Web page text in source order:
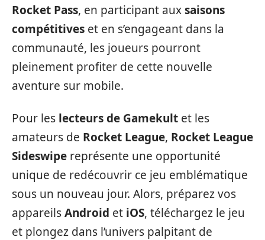
Rocket Pass, en participant auxsaisons
compétitives et en s’engageant dans la
communauté, les joueurs pourront
pleinement profiter de cette nouvelle
aventure sur mobile.
Pour les lecteurs de Gamekult et les
amateurs de Rocket League, Rocket League
Sideswipe représente une opportunité
unique de redécouvrir ce jeu emblématique
sous un nouveau jour. Alors, préparez vos
appareilsAndroid et iOS, téléchargez le jeu
et plongez dans l’univers palpitant de